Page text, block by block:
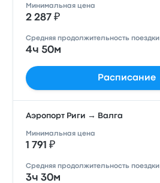
Минимальная цена
2 287 ₽
Средняя продолжительность поездки
4ч 50м
Расписание
Аэропорт Риги → Валга
Минимальная цена
1 791 ₽
Средняя продолжительность поездки
3ч 30м